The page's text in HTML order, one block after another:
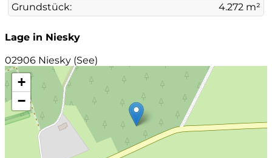
Grundstück: 4.272 m²
Lage in Niesky
02906 Niesky (See)
+
−